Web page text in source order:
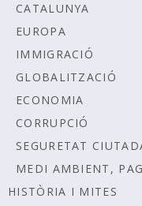
CATALUNYA
EUROPA
IMMIGRACIÓ
GLOBALITZACIÓ
ECONOMIA
CORRUPCIÓ
SEGURETAT
MEDI AMBIENT,
HISTÒRIA I MITES